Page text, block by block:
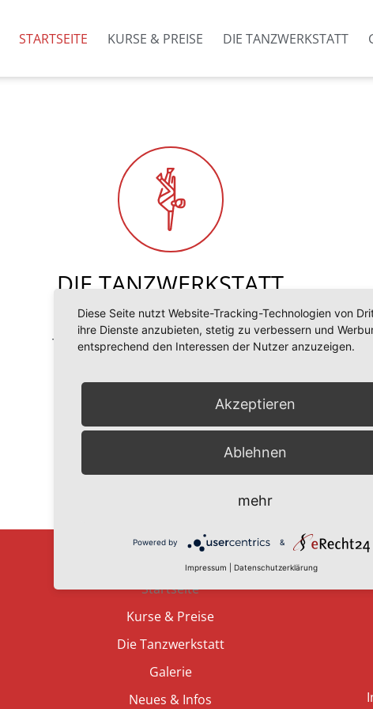
STARTSEITE KURSE & PREISE DIE TANZWERKSTATT
DIE TANZWERKSTATT
Erfahre mehr über unsere
Tanzwerkstatt und die Menschen
MEHR ERFAHREN
Startseite
Kurse & Preise
Die Tanzwerkstatt
Galerie
Neues & Infos
Diese Seite nutzt Website-Tracking-Technologien von
ihre Dienste anzubieten, stetig zu verbessern und
entsprechend den Interessen der Nutzer anzuzeigen.
Akzeptieren
Ablehnen
mehr
Powered by &
Impressum Datenschutzerklärung